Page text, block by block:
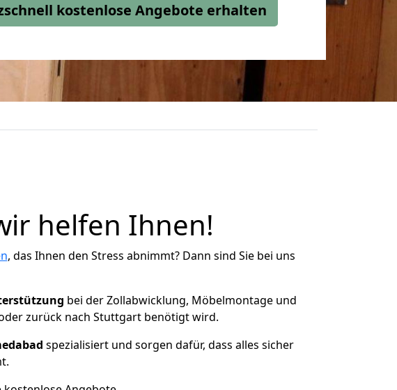
kostenlose Angebote erhalten
helfen Ihnen!
, das Ihnen den Stress abnimmt? Dann sind Sie bei uns
bei der Zollabwicklung, Möbelmontage und
zurück nach Stuttgart benötigt wird.
spezialisiert und sorgen dafür, dass alles sicher